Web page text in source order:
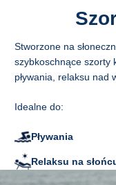
A - Długość nogawki
C - Szerokość
D - Długość
CM
B
36
D
13,5
Stworzone na
szybkoschnące szorty
pływania, relaksu nad
Idealne do:
Pływania
Relaksu na